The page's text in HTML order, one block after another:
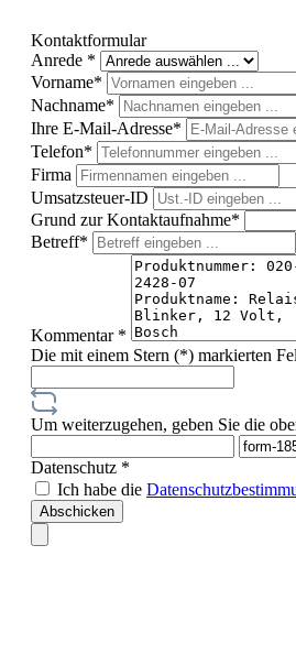
Kontaktformular
Anrede *
Vorname*
Nachname*
Ihre E-Mail-Adresse*
Telefon*
Firma
Umsatzsteuer-ID
Grund zur Kontaktaufnahme*
Betreff*
Kommentar *
Die mit einem Stern (*) markierten
Um weiterzugehen, geben Sie die
Datenschutz *
Ich habe die
Abschicken